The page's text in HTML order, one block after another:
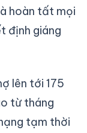
hoàn tất mọi
định giáng
lên tới 175
từ tháng
tạm thời